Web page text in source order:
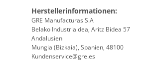
Herstellerinformationen:
GRE Manufacturas S.A
Belako Industrialdea, Aritz Bidea 57
Andalusien
Mungia (Bizkaia), Spanien, 48100
Kundenservice@gre.es